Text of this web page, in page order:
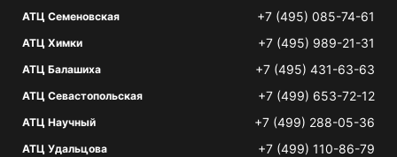
АТЦ Семеновская +7 (495) 085-74-61
АТЦ Химки +7 (495) 989-21-31
АТЦ Балашиха +7 (495) 431-63-63
АТЦ Севастопольская +7 (499) 653-72-12
АТЦ Научный +7 (499) 288-05-36
АТЦ Удальцова +7 (499) 110-86-79